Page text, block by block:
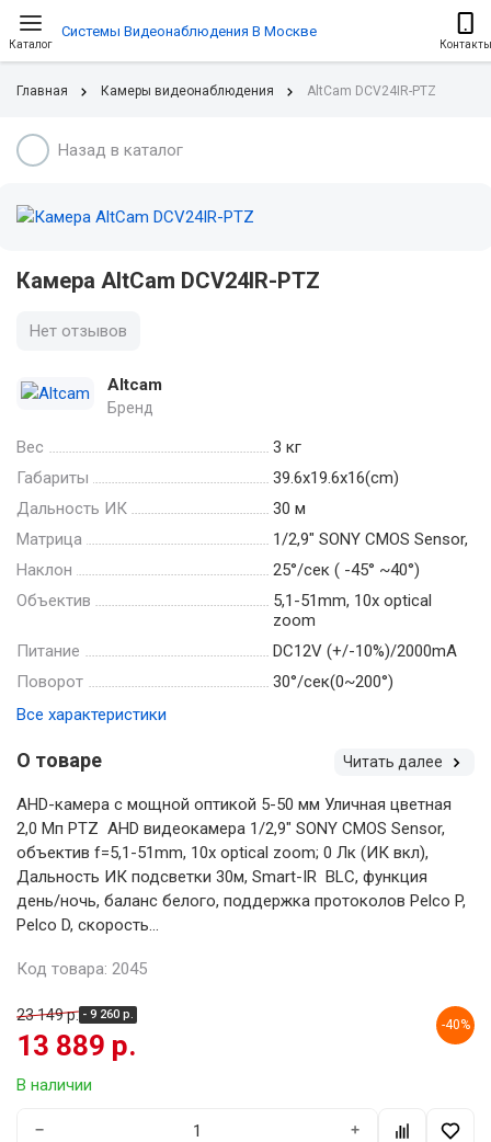
Каталог
Системы Видеонаблюдения В Москве
Контакты
Главная Камеры видеонаблюдения AltCam DCV24IR-PTZ
Назад в каталог
Камера AltCam DCV24IR-PTZ
Нет отзывов
Altcam
Бренд
Вес
3 кг
Габариты
39.6x19.6x16(cm)
Дальность ИК
30 м
Матрица
1/2,9" SONY CMOS Sensor,
Наклон
25°/сек ( -45° ~40°)
Объектив
5,1-51mm, 10x optical
zoom
Питание
DC12V (+/-10%)/2000mA
Поворот
30°/сек(0~200°)
Все характеристики
О товаре Читать далее
АHD-камера с мощной оптикой 5-50 мм Уличная цветная
2,0 Мп PTZ AHD видеокамера 1/2,9" SONY CMOS Sensor,
объектив f=5,1-51mm, 10x optical zoom; 0 Лк (ИК вкл),
Дальность ИК подсветки 30м, Smart-IR BLC, функция
день/ночь, баланс белого, поддержка протоколов Pelco P,
Pelco D, скорость...
Код товара: 2045
23 149 р. - 9 260 р.
13 889 р.
-40%
В наличии
− +